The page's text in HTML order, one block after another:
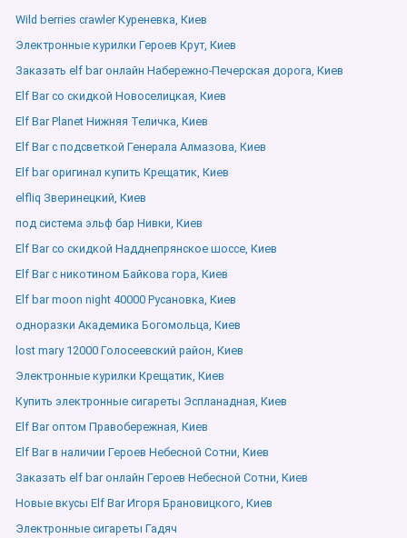
Wild berries crawler Куреневка, Киев
Электронные курилки Героев Крут, Киев
Заказать elf bar онлайн Набережно-Печерская дорога, Киев
Elf Bar со скидкой Новоселицкая, Киев
Elf Bar Planet Нижняя Теличка, Киев
Elf Bar с подсветкой Генерала Алмазова, Киев
Elf bar оригинал купить Крещатик, Киев
elfliq Зверинецкий, Киев
под система эльф бар Нивки, Киев
Elf Bar со скидкой Надднепрянское шоссе, Киев
Elf Bar с никотином Байкова гора, Киев
Elf bar moon night 40000 Русановка, Киев
одноразки Академика Богомольца, Киев
lost mary 12000 Голосеевский район, Киев
Электронные курилки Крещатик, Киев
Купить электронные сигареты Эспланадная, Киев
Elf Bar оптом Правобережная, Киев
Elf Bar в наличии Героев Небесной Сотни, Киев
Заказать elf bar онлайн Героев Небесной Сотни, Киев
Новые вкусы Elf Bar Игоря Брановицкого, Киев
Электронные сигареты Гадяч